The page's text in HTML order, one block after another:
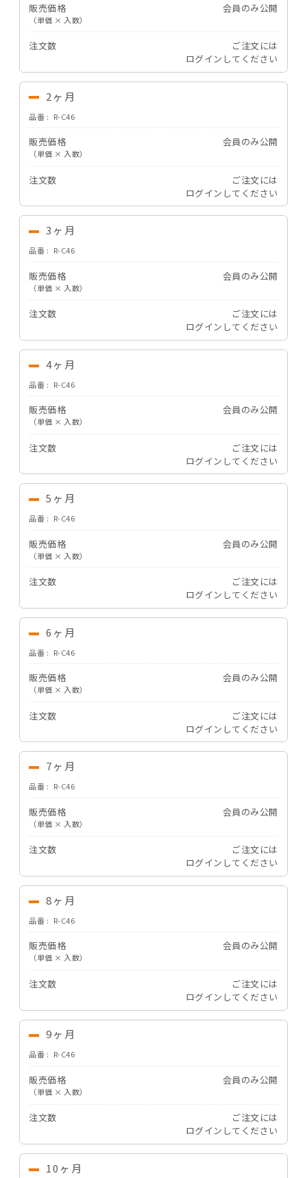
販売価格
（単価 × 入数）
会員のみ公開
注文数
ご注文には
ログイン してください
2ヶ月
品番 R-C46
販売価格
（単価 × 入数）
会員のみ公開
注文数
ご注文には
ログイン してください
3ヶ月
品番 R-C46
販売価格
（単価 × 入数）
会員のみ公開
注文数
ご注文には
ログイン してください
4ヶ月
品番 R-C46
販売価格
（単価 × 入数）
会員のみ公開
注文数
ご注文には
ログイン してください
5ヶ月
品番 R-C46
販売価格
（単価 × 入数）
会員のみ公開
注文数
ご注文には
ログイン してください
6ヶ月
品番 R-C46
販売価格
（単価 × 入数）
会員のみ公開
注文数
ご注文には
ログイン してください
7ヶ月
品番 R-C46
販売価格
（単価 × 入数）
会員のみ公開
注文数
ご注文には
ログイン してください
8ヶ月
品番 R-C46
販売価格
（単価 × 入数）
会員のみ公開
注文数
ご注文には
ログイン してください
9ヶ月
品番 R-C46
販売価格
（単価 × 入数）
会員のみ公開
注文数
ご注文には
ログイン してください
10ヶ月